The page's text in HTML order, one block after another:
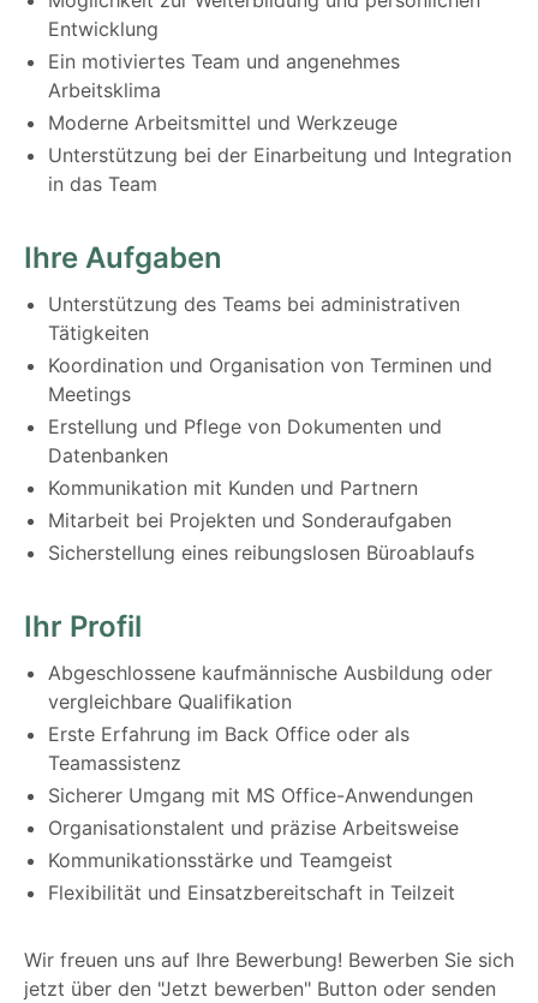
Entwicklung
Ein motiviertes Team und angenehmes
Arbeitsklima
Moderne Arbeitsmittel und Werkzeuge
Unterstützung bei der Einarbeitung und Integration
in das Team
Ihre Aufgaben
Unterstützung des Teams bei administrativen
Tätigkeiten
Koordination und Organisation von Terminen und
Meetings
Erstellung und Pflege von Dokumenten und
Datenbanken
Kommunikation mit Kunden und Partnern
Mitarbeit bei Projekten und Sonderaufgaben
Sicherstellung eines reibungslosen Büroablaufs
Ihr Profil
Abgeschlossene kaufmännische Ausbildung oder
vergleichbare Qualifikation
Erste Erfahrung im Back Office oder als
Teamassistenz
Sicherer Umgang mit MS Office-Anwendungen
Organisationstalent und präzise Arbeitsweise
Kommunikationsstärke und Teamgeist
Flexibilität und Einsatzbereitschaft in Teilzeit
Wir freuen uns auf Ihre Bewerbung! Bewerben Sie sich
jetzt über den "Jetzt bewerben" Button oder senden